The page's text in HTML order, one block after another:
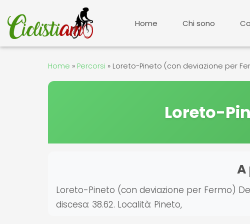
contenuto
Home Chi sono
Home » Percorsi » Loreto-Pineto (con deviazione per
Loreto-
A
Loreto-Pineto (con deviazione per Fermo)
discesa: 38.62. Località: Pineto,